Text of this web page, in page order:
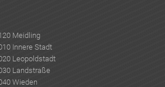
Meidling
Innere Stadt
Leopoldstadt
Landstraße
Wieden